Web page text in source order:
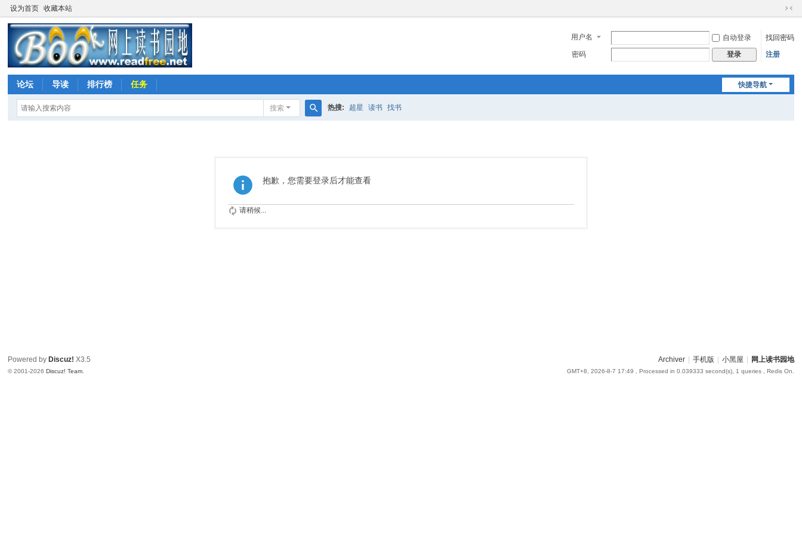
设为首页 收藏本站
切
到
用户名 自动登录
找回密码
密码
登录 注册
快捷导航
论坛 导读 排行榜 任务
搜索 热搜: 超星 读书 找书
抱歉，您需要登录后才能查看
请稍候...
Archiver 手机版 小黑屋 网上读书园地
GMT+8, 2026-8-7 17:49 , Processed in 0.039333 second(s), 1 queries , Redis On.
Powered by Discuz! X3.5
© 2001-2026Discuz! Team